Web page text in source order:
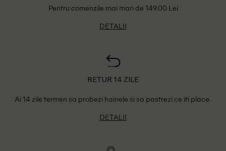
Pentru comenzile mai mari de 149.00 Lei
DETALII
RETUR 14 ZILE
Ai 14 zile termen sa probezi hainele si sa pastrezi ce iti place.
DETALII